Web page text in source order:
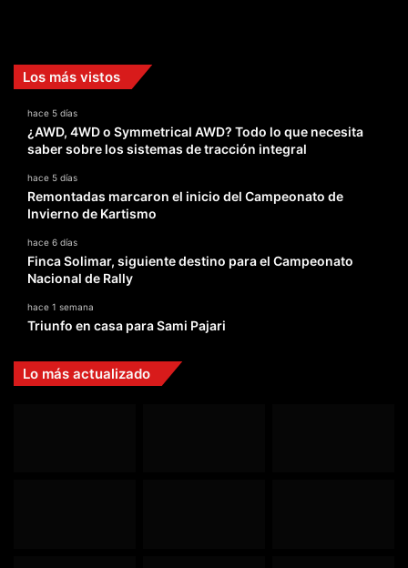
Los más vistos
hace 5 días
¿AWD, 4WD o Symmetrical AWD? Todo lo que necesita
saber sobre los sistemas de tracción integral
hace 5 días
Remontadas marcaron el inicio del Campeonato de
Invierno de Kartismo
hace 6 días
Finca Solimar, siguiente destino para el Campeonato
Nacional de Rally
hace 1 semana
Triunfo en casa para Sami Pajari
Lo más actualizado